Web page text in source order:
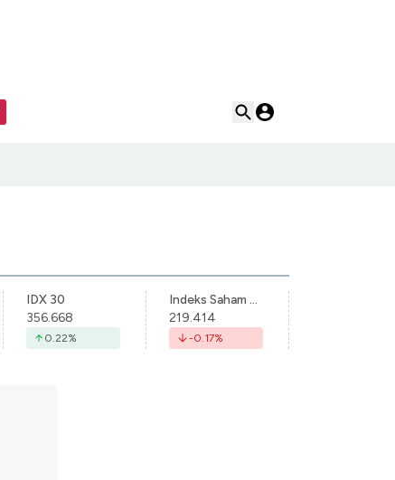
IDX 30
356.668
0.22%
Indeks Saham Syariah Indonesia
219.414
-0.17%